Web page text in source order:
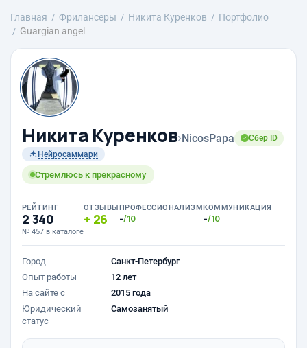
Главная Фрилансеры Никита Куренков
Портфолио
Guargian angel
Никита Куренков›NicosPapa
Сбер ID
Нейросаммари
Стремлюсь к прекрасному
РЕЙТИНГ
2 340
№ 457 в каталоге
ОТЗЫВЫ
26
ПРОФЕССИОНАЛИЗМ
-/10
КОММУНИКАЦИЯ
-/10
Город
Санкт-Петербург
Опыт работы
12 лет
На сайте с
2015 года
Юридический
статус
Самозанятый